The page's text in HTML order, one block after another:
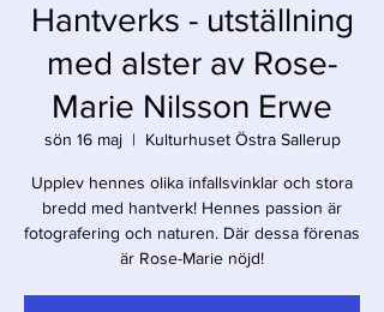
Hantverks - utställning
med alster av Rose-
Marie Nilsson Erwe
sön 16 maj
  |
Kulturhuset Östra Sallerup
Upplev hennes olika infallsvinklar och stora
bredd med hantverk! Hennes passion är
fotografering och naturen. Där dessa förenas
är Rose-Marie nöjd!